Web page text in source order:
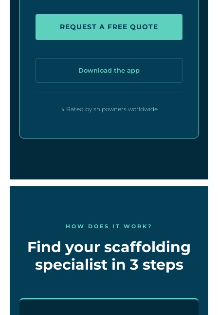
REQUEST A FREE QUOTE
Download the app
⭐ Rated by shipowners worldwide
HOW DOES IT WORK?
Find your scaffolding
specialist in 3 steps